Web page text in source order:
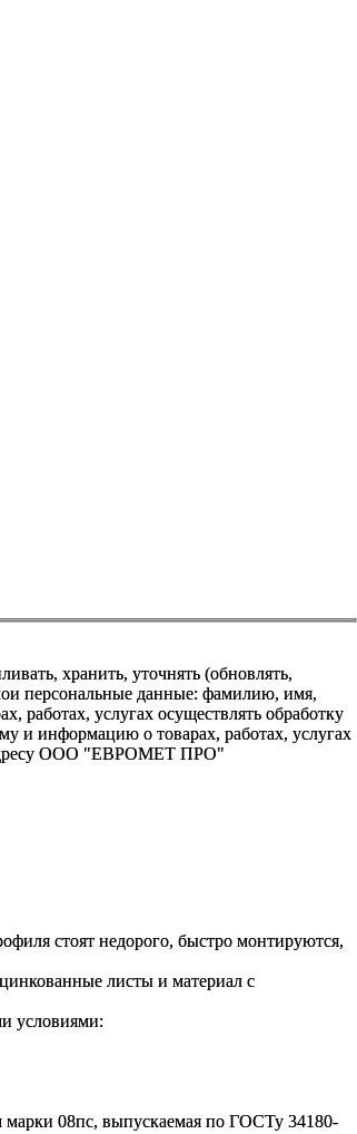
хранить, уточнять (обновлять,
мои персональные данные: фамилию, имя,
услугах осуществлять обработку
и информацию о товарах, работах, услугах
адресу ООО "ЕВРОМЕТ ПРО"
стоят недорого, быстро монтируются,
листы и материал с
условиями:
марки 08пс, выпускаемая по ГОСТу 34180-